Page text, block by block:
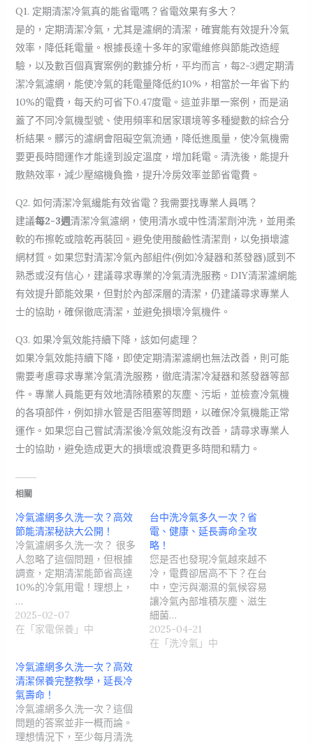
Q1. 定期清潔冷氣真的能省電嗎？省電效果有多大？
是的，定期清潔冷氣，尤其是濾網的清潔，確實能有效提升冷氣
效率，降低耗電量。根據長達十多年的家電維修與節能改造經
驗，以及數百個真實案例的數據分析，平均而言，每2-3週定期清
潔冷氣濾網，能使冷氣的耗電量降低約10%，相當於一年省下約
10%的電費，每天約可省下0.47度電。這並非單一案例，而是涵
蓋了不同冷氣機型號、使用頻率和居家環境等多種變數的綜合分
析結果。髒污的濾網會阻礙空氣流通，降低進風量，使冷氣機需
要更長時間運作才能達到設定溫度，增加耗電。清洗後，能提升
散熱效率，減少壓縮機負擔，提升冷房效率並節省電費。
Q2. 如何清潔冷氣纔能有效省電？我需要找專業人員嗎？
建議每2-3週清潔冷氣濾網，使用清水或中性清潔劑沖洗，並用柔
軟的布擦乾或陰乾再裝回。避免使用酸鹼性清潔劑，以免損壞濾
網材質。如果您對清潔冷氣內部組件(例如冷凝器和蒸發器)感到不
熟悉或沒有信心，建議尋求專業的冷氣清洗服務。DIY清潔濾網能
有效提升節能效果，但對於內部深層的清潔，仍建議尋求專業人
士的協助，確保徹底清潔，並避免損壞冷氣機件。
Q3. 如果冷氣效能持續下降，該如何處理？
如果冷氣效能持續下降，即使定期清潔濾網也無法改善，則可能
需要考慮尋求專業冷氣清洗服務，徹底清潔冷凝器和蒸發器等部
件。專業人員能更有效地清除積累的灰塵、污垢，並檢查冷氣機
的各項部件，例如排水管是否阻塞等問題，以確保冷氣機能正常
運作。如果您自己嘗試清潔後冷氣效能沒有改善，請尋求專業人
士的協助，避免造成更大的損壞或浪費更多時間和精力。
相關
冷氣濾網多久洗一次？高效
節能清潔秘訣大公開！
冷氣濾網多久洗一次？ 很多
人忽略了這個問題，但根據
調查，定期清潔能節省高達
10%的冷氣用電！理想上，
…
2025-02-07
在「家電保養」中
台中洗冷氣多久一次？省
電、健康、延長壽命全攻
略！
您是否也發現冷氣越來越不
冷，電費卻居高不下？在台
中，空污與潮濕的氣候容易
讓冷氣內部堆積灰塵、滋生
細菌…
2025-04-21
在「洗冷氣」中
冷氣濾網多久洗一次？高效
清潔保養完整教學，延長冷
氣壽命！
冷氣濾網多久洗一次？這個
問題的答案並非一概而論。
理想情況下，至少每月清洗